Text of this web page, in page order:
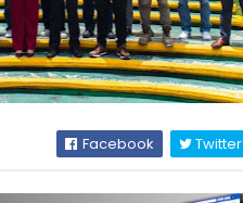
Facebook Twitter